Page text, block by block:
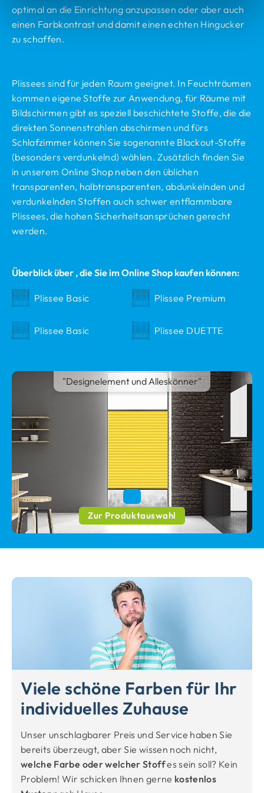
"Designelement und Alleskönner"
Zur Produktauswahl
optimal an die Einrichtung anzupassen oder aber auch
einen Farbkontrast und damit einen echten Hingucker
zu schaffen.
Plissees sind für jeden Raum geeignet. In Feuchträumen
kommen eigene Stoffe zur Anwendung, für Räume mit
Bildschirmen gibt es speziell beschichtete Stoffe, die die
direkten Sonnenstrahlen abschirmen und fürs
Schlafzimmer können Sie sogenannte Blackout-Stoffe
(besonders verdunkelnd) wählen. Zusätzlich finden Sie
in unserem Online Shop neben den üblichen
transparenten, halbtransparenten, abdunkelnden und
verdunkelnden Stoffen auch schwer entflammbare
Plissees, die hohen Sicherheitsansprüchen gerecht
werden.
Überblick über , die Sie im Online Shop kaufen können:
Plissee Basic Plissee Premium
Plissee Basic Plissee DUETTE
Viele schöne Farben für Ihr
individuelles Zuhause
Unser unschlagbarer Preis und Service haben Sie
bereits überzeugt, aber Sie wissen noch nicht,
welche Farbe oder welcher Stoffes sein soll? Kein
Problem! Wir schicken Ihnen gerne kostenlos